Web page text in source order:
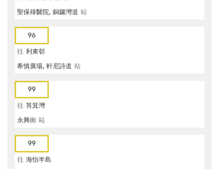
聖保祿醫院, 銅鑼灣道 站
96
往 利東邨
希慎廣場, 軒尼詩道 站
99
往 筲箕灣
永興街 站
99
往 海怡半島